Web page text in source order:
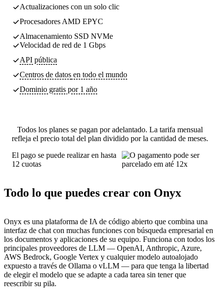
Actualizaciones con un solo clic
Procesadores AMD EPYC
Almacenamiento SSD NVMe
Velocidad de red de 1 Gbps
API pública
Centros de datos en todo el mundo
Dominio gratis por 1 año
Todos los planes se pagan por adelantado. La tarifa mensual
refleja el precio total del plan dividido por la cantidad de meses.
El pago se puede realizar en hasta
12 cuotas
Todo lo que puedes crear con Onyx
Onyx es una plataforma de IA de código abierto que combina una
interfaz de chat con muchas funciones con búsqueda empresarial en
los documentos y aplicaciones de su equipo. Funciona con todos los
principales proveedores de LLM — OpenAI, Anthropic, Azure,
AWS Bedrock, Google Vertex y cualquier modelo autoalojado
expuesto a través de Ollama o vLLM — para que tenga la libertad
de elegir el modelo que se adapte a cada tarea sin tener que
reescribir su pila.